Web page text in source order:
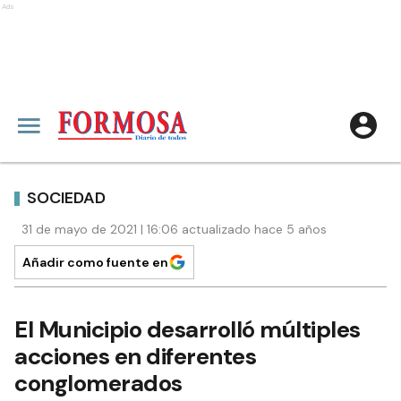
Ads
SOCIEDAD
31 de mayo de 2021 | 16:06 actualizado hace 5 años
Añadir como fuente en
El Municipio desarrolló múltiples
acciones en diferentes
conglomerados